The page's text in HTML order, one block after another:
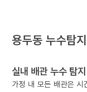
용두동 누수탐
실내 배관 누수 탐지
가정 내 모든 배관은 시